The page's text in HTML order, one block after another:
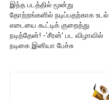
இந்த படத்தில் மூன்று
தோற்றங்களில் நடிப்பதற்காக உடல்
எடையை கூட்டிக் குறைத்து
நடித்தேன்! -‘சீரன்’ பட விழாவில்
நடிகை இனியா பேச்சு